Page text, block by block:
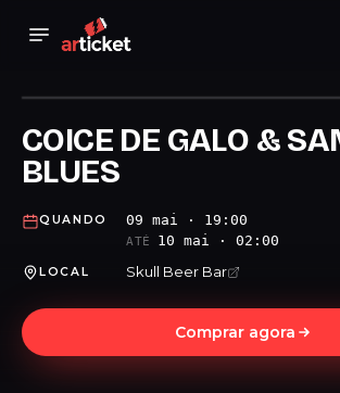
COICE DE GALO &
BLUES
QUANDO 09 mai · 19:00
ATÉ 10 mai · 02:00
LOCAL Skull Beer Bar
Comprar agora